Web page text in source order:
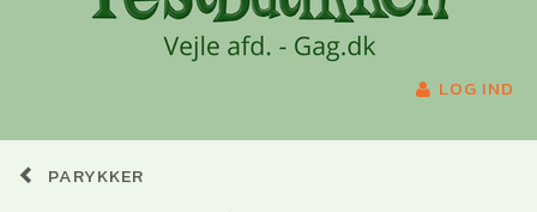
LOG IND
PARYKKER